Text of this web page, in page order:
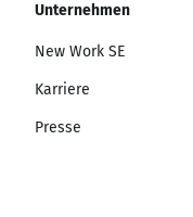
Unternehmen
New Work SE
Karriere
Presse